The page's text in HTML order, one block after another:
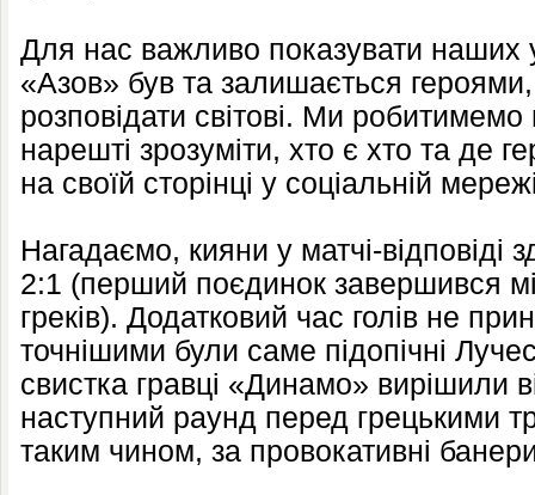
Для нас важливо показувати наших
«Азов» був та залишається
розповідати світові. Ми
нарешті зрозуміти, хто є хто та де
на своїй сторінці у соціальній
Нагадаємо, кияни у матчі-відповіді
2:1 (перший поєдинок завершився
греків). Додатковий час голів не
точнішими були саме підопічні
свистка гравці «Динамо» вирішили
наступний раунд перед грецькими
таким чином, за провокативні